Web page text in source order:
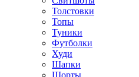
Толстовки
Топы
Туники
Футболки
Худи
Шапки
Шорты